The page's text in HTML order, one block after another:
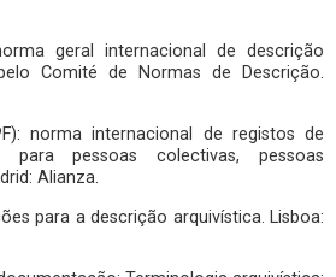
geral internacional de descrição
Comité de Normas de Descrição.
norma internacional de registos de
para pessoas colectivas, pessoas
Alianza.
para a descrição arquivística. Lisboa: